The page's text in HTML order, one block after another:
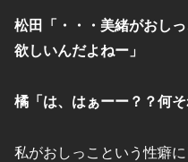
松田「・・・美緒がおし
欲しいんだよねー」
橘「は、はぁーー？？何そ
私がおしっこという性癖